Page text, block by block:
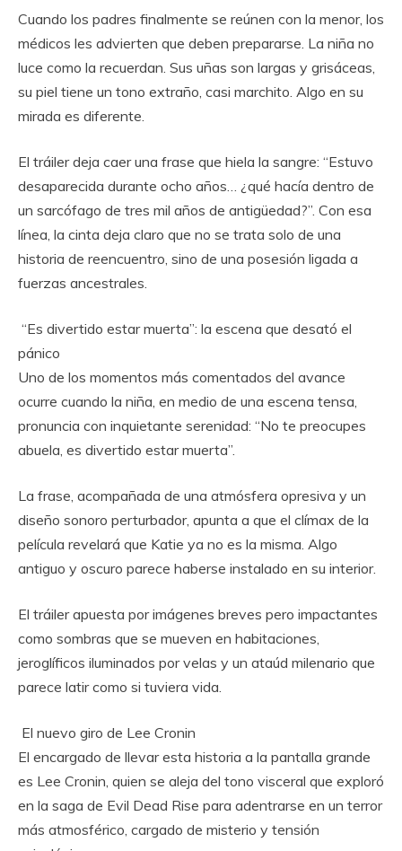
Cuando los padres finalmente se reúnen con la menor, los
médicos les advierten que deben prepararse. La niña no
luce como la recuerdan. Sus uñas son largas y grisáceas,
su piel tiene un tono extraño, casi marchito. Algo en su
mirada es diferente.
El tráiler deja caer una frase que hiela la sangre: “Estuvo
desaparecida durante ocho años… ¿qué hacía dentro de
un sarcófago de tres mil años de antigüedad?”. Con esa
línea, la cinta deja claro que no se trata solo de una
historia de reencuentro, sino de una posesión ligada a
fuerzas ancestrales.
“Es divertido estar muerta”: la escena que desató el
pánico
Uno de los momentos más comentados del avance
ocurre cuando la niña, en medio de una escena tensa,
pronuncia con inquietante serenidad: “No te preocupes
abuela, es divertido estar muerta”.
La frase, acompañada de una atmósfera opresiva y un
diseño sonoro perturbador, apunta a que el clímax de la
película revelará que Katie ya no es la misma. Algo
antiguo y oscuro parece haberse instalado en su interior.
El tráiler apuesta por imágenes breves pero impactantes
como sombras que se mueven en habitaciones,
jeroglíficos iluminados por velas y un ataúd milenario que
parece latir como si tuviera vida.
El nuevo giro de Lee Cronin
El encargado de llevar esta historia a la pantalla grande
es Lee Cronin, quien se aleja del tono visceral que exploró
en la saga de Evil Dead Rise para adentrarse en un terror
más atmosférico, cargado de misterio y tensión